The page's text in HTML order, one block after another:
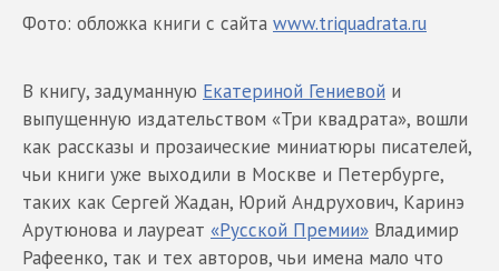
Фото: обложка книги с сайта www.triquadrata.ru
В книгу, задуманную Екатериной Гениевой и
выпущенную издательством «Три квадрата», вошли
как рассказы и прозаические миниатюры писателей,
чьи книги уже выходили в Москве и Петербурге,
таких как Сергей Жадан, Юрий Андрухович, Каринэ
Арутюнова и лауреат «Русской Премии» Владимир
Рафеенко, так и тех авторов, чьи имена мало что